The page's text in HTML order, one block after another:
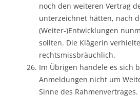
noch den weiteren Vertrag
unterzeichnet hätten, nach
(Weiter-)Entwicklungen
sollten. Die Klägerin
rechtsmissbräuchlich.
Im Übrigen handele es sich
Anmeldungen nicht um
Sinne des